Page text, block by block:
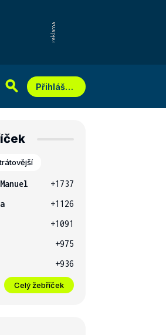
Přihlášení
+1737
+1126
+1091
+975
+936
Celý žebříček